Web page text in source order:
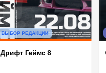
ВЫБОР РЕДАКЦИИ
Дрифт Геймс 8